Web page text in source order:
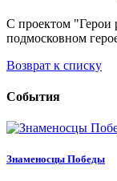
С проектом "Герои
подмосковном
Возврат к списку
События
Знаменосцы Победы